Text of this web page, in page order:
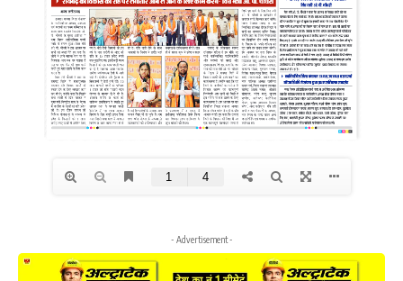
- Advertisement -